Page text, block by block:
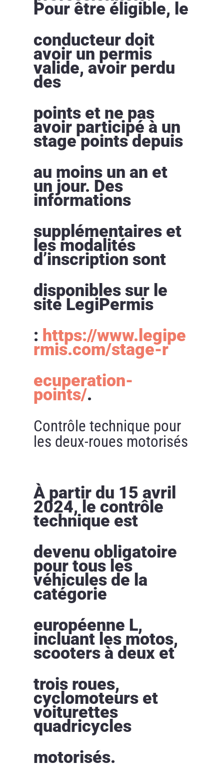
Pour être éligible, le
conducteur doit
avoir un permis
valide, avoir perdu
des
points et ne pas
avoir participé à un
stage points depuis
au moins un an et
un jour. Des
informations
supplémentaires et
les modalités
d’inscription sont
disponibles sur le
site LegiPermis
: https://www.legipe
rmis.com/stage-r
ecuperation-
points/.
Contrôle technique pour
les deux-roues motorisés
À partir du 15 avril
2024, le contrôle
technique est
devenu obligatoire
pour tous les
véhicules de la
catégorie
européenne L,
incluant les motos,
scooters à deux et
trois roues,
cyclomoteurs et
voiturettes
quadricycles
motorisés.